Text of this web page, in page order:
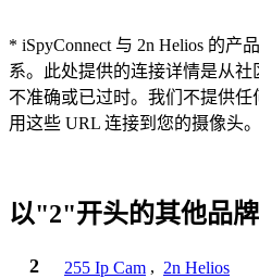
* iSpyConnect 与 2n Helios 的产
系。此处提供的连接详情是从社
不准确或已过时。我们不提供
用这些 URL 连接到您的摄像头。
以"2"开头的其他品牌
2 255 Ip Cam , 2n Helios